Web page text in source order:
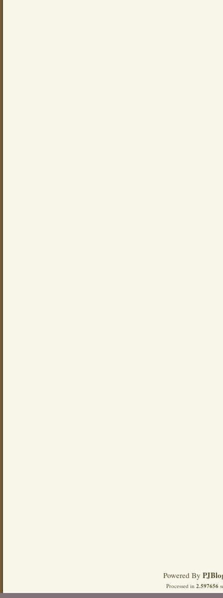
Powered By
Processed in 2.597656